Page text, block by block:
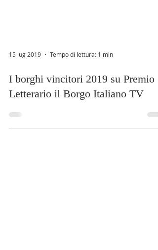
15 lug 2019 Tempo di lettura: 1 min
Letterario il Borgo Italiano TV